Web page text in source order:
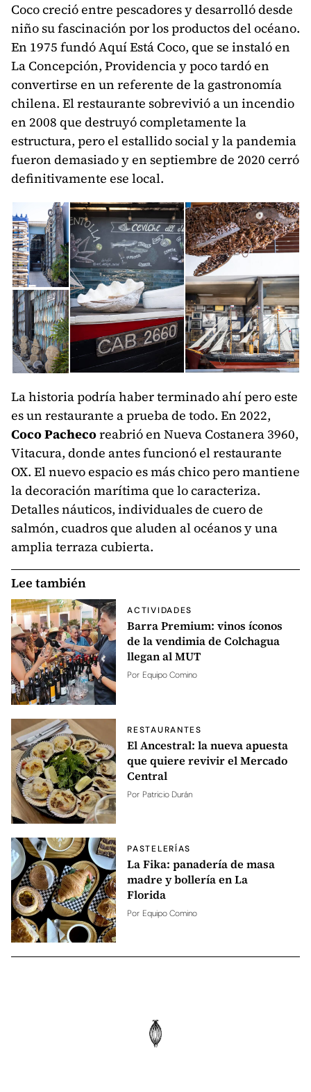
Coco creció entre pescadores y desarrolló desde
niño su fascinación por los productos del océano.
En 1975 fundó Aquí Está Coco, que se instaló en
La Concepción, Providencia y poco tardó en
convertirse en un referente de la gastronomía
chilena. El restaurante sobrevivió a un incendio
en 2008 que destruyó completamente la
estructura, pero el estallido social y la pandemia
fueron demasiado y en septiembre de 2020 cerró
definitivamente ese local.
La historia podría haber terminado ahí pero este
es un restaurante a prueba de todo. En 2022,
Coco Pachecoreabrió en Nueva Costanera 3960,
Vitacura, donde antes funcionó el restaurante
OX. El nuevo espacio es más chico pero mantiene
la decoración marítima que lo caracteriza.
Detalles náuticos, individuales de cuero de
salmón, cuadros que aluden al océanos y una
amplia terraza cubierta.
Lee también
ACTIVIDADES
Barra Premium: vinos íconos
de la vendimia de Colchagua
llegan al MUT
Por Equipo Comino
RESTAURANTES
El Ancestral: la nueva apuesta
que quiere revivir el Mercado
Central
Por Patricio Durán
PASTELERÍAS
La Fika: panadería de masa
madre y bollería en La
Florida
Por Equipo Comino